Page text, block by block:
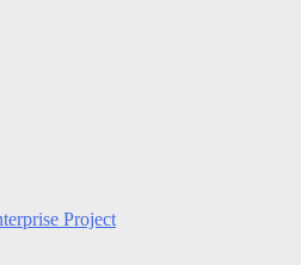
Project